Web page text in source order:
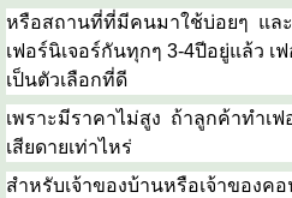
หรือสถานที่ที่มีคนมาใช้บ่อยๆ และ
เฟอร์นิเจอร์กันทุกๆ 3-4ปีอยู่แล้ว เ
เป็นตัวเลือกที่ดี
เพราะมีราคาไม่สูง ถ้าลูกค้าทำเฟ
เสียดายเท่าไหร่
สำหรับเจ้าของบ้านหรือเจ้าของค